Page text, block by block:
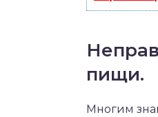
пищи.
Многим